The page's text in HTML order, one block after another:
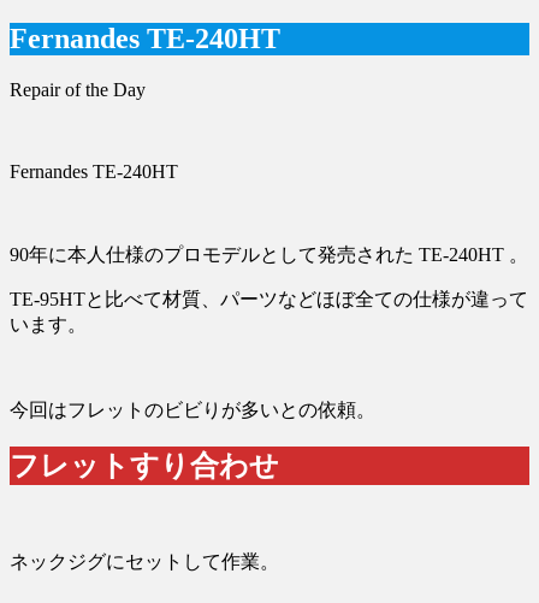
Fernandes TE-240HT
Repair of the Day
Fernandes TE-240HT
90年に本人仕様のプロモデルとして発売された TE-240HT 。
TE-95HTと比べて材質、パーツなどほぼ全ての仕様が違って
います。
今回はフレットのビビりが多いとの依頼。
フレットすり合わせ
ネックジグにセットして作業。